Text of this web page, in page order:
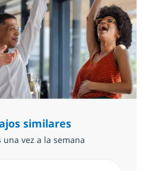
similares
vez a la semana